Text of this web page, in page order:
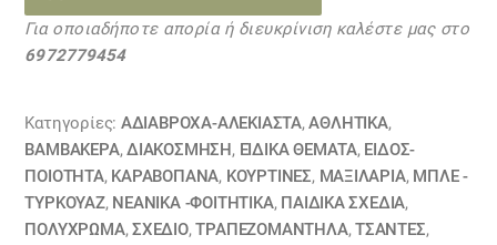
ποσότητα
Για οποιαδήποτε απορία ή διευκρίνιση καλέστε μας στο
6972779454
Κατηγορίες: ΑΔΙΆΒΡΟΧΑ-ΑΛΈΚΙΑΣΤΑ,ΑΘΛΗΤΙΚΑ,
ΒΑΜΒΑΚΕΡΆ,ΔΙΑΚΟΣΜΗΣΗ , ΕΙΔΙΚΆ ΘΈΜΑΤΑ, ΕΙΔΟΣ-
ΠΟΙΟΤΗΤΑ, ΚΑΡΑΒΌΠΑΝΑ, ΚΟΥΡΤΊΝΕΣ, ΜΑΞΙΛΆΡΙΑ, ΜΠΛΕ -
ΤΥΡΚΟΥΑΖ, ΝΕΑΝΙΚΆ -ΦΟΙΤΗΤΙΚΆ, ΠΑΙΔΙΚΆ ΣΧΈΔΙΑ,
ΠΟΛΥΧΡΩΜΑ,ΣΧΕΔΙΟ,ΤΡΑΠΕΖΟΜΆΝΤΗΛΑ,ΤΣΆΝΤΕΣ,